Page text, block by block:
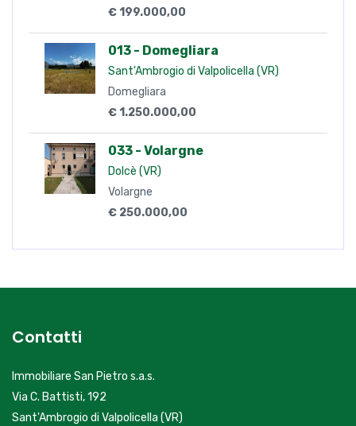
€ 199.000,00
013 - Domegliara
Sant'Ambrogio di Valpolicella (VR)
Domegliara
€ 1.250.000,00
033 - Volargne
Dolcè (VR)
Volargne
€ 250.000,00
Contatti
Immobiliare San Pietro s.a.s.
Via C. Battisti, 192
Sant'Ambrogio di Valpolicella (VR)